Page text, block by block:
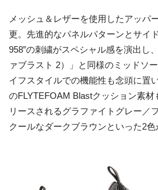
メッシュ＆レザーを使用したアッパ
更。先進的なパネルパターンとサイ
958”の刺繍がスペシャル感を演出し
ァブラスト 2）」と同様のミッドソ
イフスタイルでの機能性も念頭に置
のFLYTEFOAM Blastクッション素材
リースされるグラファイトグレー／
クールなダークブラウンといった2色